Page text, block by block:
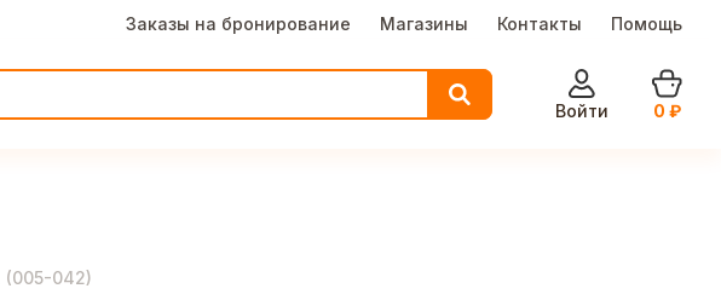
Заказы на бронирование Магазины Контакты Помощь
Войти
0 ₽
(005-042)